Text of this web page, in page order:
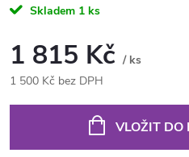
Skladem 1 ks
1 815 Kč / ks
1 500 Kč bez DPH
VLOŽIT DO